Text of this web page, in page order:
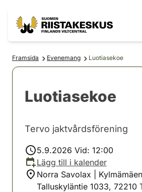
Framsida Evenemang Luotiasekoe
Luotiasekoe
Tervo jaktvårdsförening
5.9.2026 Vid: 12:00
Lägg till i kalender
Norra Savolax |
Talluskyläntie 1033, 72210